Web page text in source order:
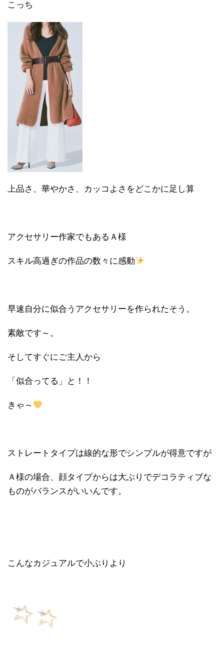
こっち
上品さ、華やかさ、カッコよさをどこかに足し算
アクセサリー作家でもあるＡ様
スキル高過ぎの作品の数々に感動
早速自分に似合うアクセサリーを作られたそう。
素敵です～。
そしてすぐにご主人から
「似合ってる」と！！
きゃ～
ストレートタイプは線的な形でシンプルが得意ですが
Ａ様の場合、顔タイプからは大ぶりでデコラティブな
ものがバランスがいいんです。
こんなカジュアルで小ぶりより